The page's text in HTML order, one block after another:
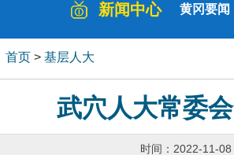
新闻中心 黄冈要闻
首页 > 基层人大
武穴人大常委
时间：2022-11-